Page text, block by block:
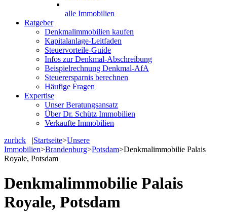
alle Immobilien
Ratgeber
Denkmalimmobilien kaufen
Kapitalanlage-Leitfaden
Steuervorteile-Guide
Infos zur Denkmal-Abschreibung
Beispielrechnung Denkmal-AfA
Steuerersparnis berechnen
Häufige Fragen
Expertise
Unser Beratungsansatz
Über Dr. Schütz Immobilien
Verkaufte Immobilien
zurück |Startseite>Unsere
Immobilien>Brandenburg>Potsdam>Denkmalimmobilie Palais
Royale, Potsdam
Denkmalimmobilie Palais
Royale, Potsdam